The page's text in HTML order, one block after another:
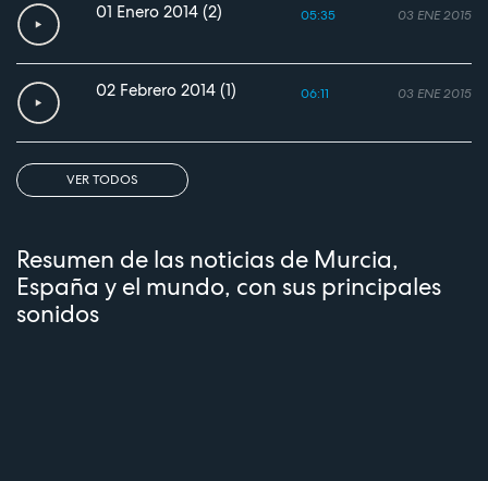
01 Enero 2014 (2) 05:35 03 ENE 2015
02 Febrero 2014 (1) 06:11 03 ENE 2015
VER TODOS
Resumen de las noticias de Murcia,
España y el mundo, con sus principales
sonidos